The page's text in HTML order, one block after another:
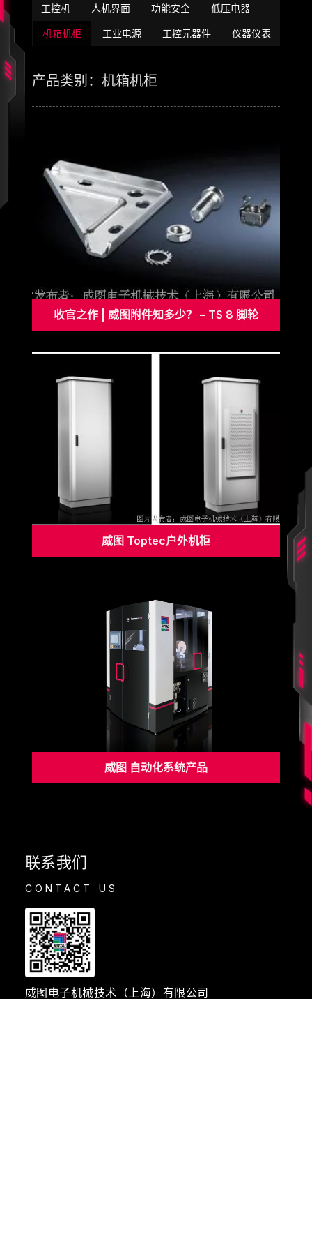
工控机 人机界面 功能安全 低压电器
机箱机柜 工业电源 工控元器件 仪器仪表
产品类别：机箱机柜
收官之作 | 威图附件知多少？ – TS 8 脚轮
威图 Toptec户外机柜
威图 自动化系统产品
联系我们
CONTACT US
威图电子机械技术（上海）有限公司